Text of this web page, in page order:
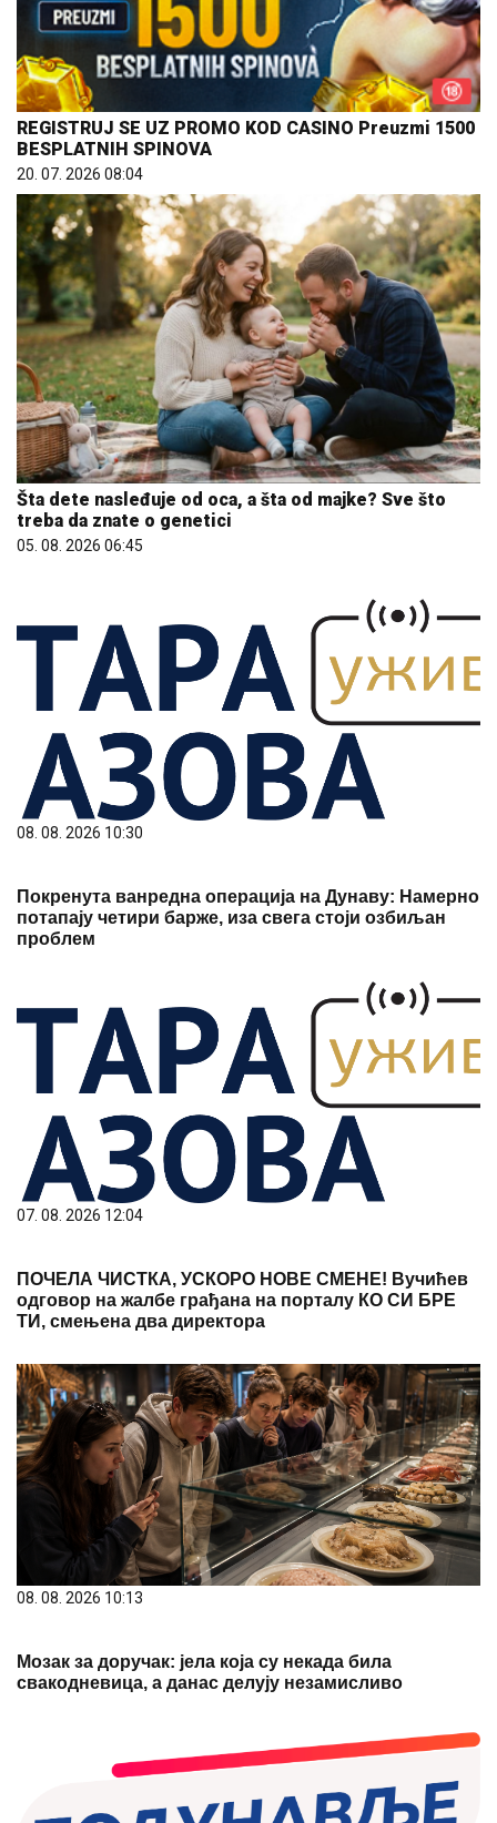
REGISTRUJ SE UZ PROMO KOD CASINO Preuzmi 1500
BESPLATNIH SPINOVA
20. 07. 2026 08:04
Šta dete nasleđuje od oca, a šta od majke? Sve što
treba da znate o genetici
05. 08. 2026 06:45
08. 08. 2026 10:30
Покренута ванредна операција на Дунаву: Намерно
потапају четири барже, иза свега стоји озбиљан
проблем
07. 08. 2026 12:04
ПОЧЕЛА ЧИСТКА, УСКОРО НОВЕ СМЕНЕ! Вучићев
одговор на жалбе грађана на порталу КО СИ БРЕ
ТИ, смењена два директора
08. 08. 2026 10:13
Мозак за доручак: јела која су некада била
свакодневица, а данас делују незамисливо